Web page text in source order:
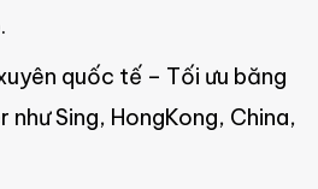
quốc tế – Tối ưu băng
Sing, HongKong, China,